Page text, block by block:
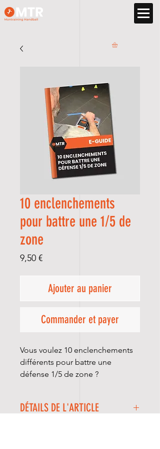
10 enclenchements
pour battre une 1/5 de
zone
9,50 €Prix
Ajouter au panier
Commander et payer
Vous voulez 10 enclenchements
différents pour battre une
défense 1/5 de zone ?
DÉTAILS DE L'ARTICLE